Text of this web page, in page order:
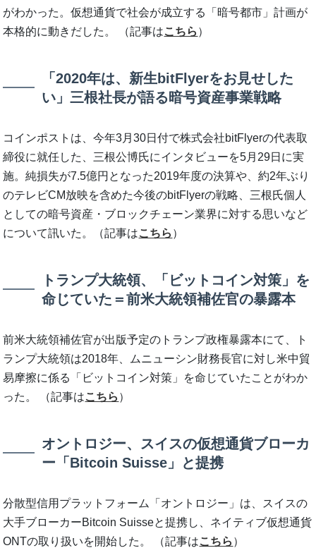
がわかった。仮想通貨で社会が成立する「暗号都市」計画が
本格的に動きだした。 （記事はこちら ）
「2020年は、新生bitFlyerをお見せした
い」三根社長が語る暗号資産事業戦略
コインポストは、今年3月30日付で株式会社bitFlyerの代表取
締役に就任した、三根公博氏にインタビューを5月29日に実
施。純損失が7.5億円となった2019年度の決算や、約2年ぶり
のテレビCM放映を含めた今後のbitFlyerの戦略、三根氏個人
としての暗号資産・ブロックチェーン業界に対する思いなど
について訊いた。（記事はこちら ）
トランプ大統領、「ビットコイン対策」を
命じていた＝前米大統領補佐官の暴露本
前米大統領補佐官が出版予定のトランプ政権暴露本にて、ト
ランプ大統領は2018年、ムニューシン財務長官に対し米中貿
易摩擦に係る「ビットコイン対策」を命じていたことがわか
った。 （記事はこちら ）
オントロジー、スイスの仮想通貨ブローカ
ー「Bitcoin Suisse」と提携
分散型信用プラットフォーム「オントロジー」は、スイスの
大手ブローカーBitcoin Suisseと提携し、ネイティブ仮想通貨
ONTの取り扱いを開始した。 （記事はこちら ）